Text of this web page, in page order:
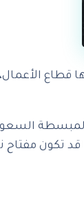
قطاع
قد تكون مفتاح